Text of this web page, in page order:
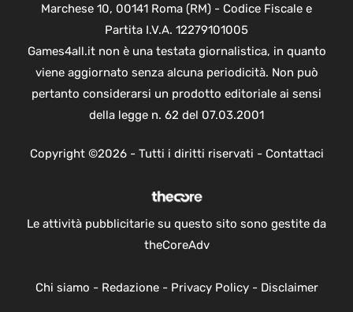
Marchese 10, 00141 Roma (RM) - Codice Fiscale e
Partita I.V.A. 12279101005
Games4all.it non è una testata giornalistica, in quanto
viene aggiornato senza alcuna periodicità. Non può
pertanto considerarsi un prodotto editoriale ai sensi
della legge n. 62 del 07.03.2001
Copyright ©2026 - Tutti i diritti riservati - Contattaci
Le attività pubblicitarie su questo sito sono gestite da
theCoreAdv
Chi siamo - Redazione- Privacy Policy- Disclaimer